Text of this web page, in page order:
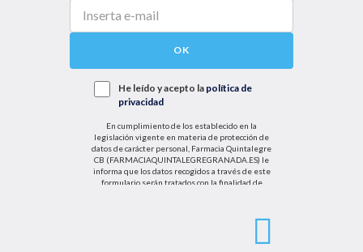
OK
He leído y acepto la política de
privacidad
En cumplimiento de los establecido en la
legislación vigente en materia de protección de
datos de carácter personal, Farmacia Quintalegre
CB (FARMACIAQUINTALEGREGRANADA.ES) le
informa que los datos recogidos a través de este
formulario serán tratados con la finalidad de
el tratamiento de sus datos personales se basará